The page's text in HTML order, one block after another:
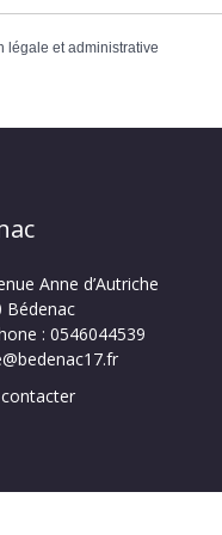
légale et administrative
Anne d’Autriche
Bédenac
: 0546044539